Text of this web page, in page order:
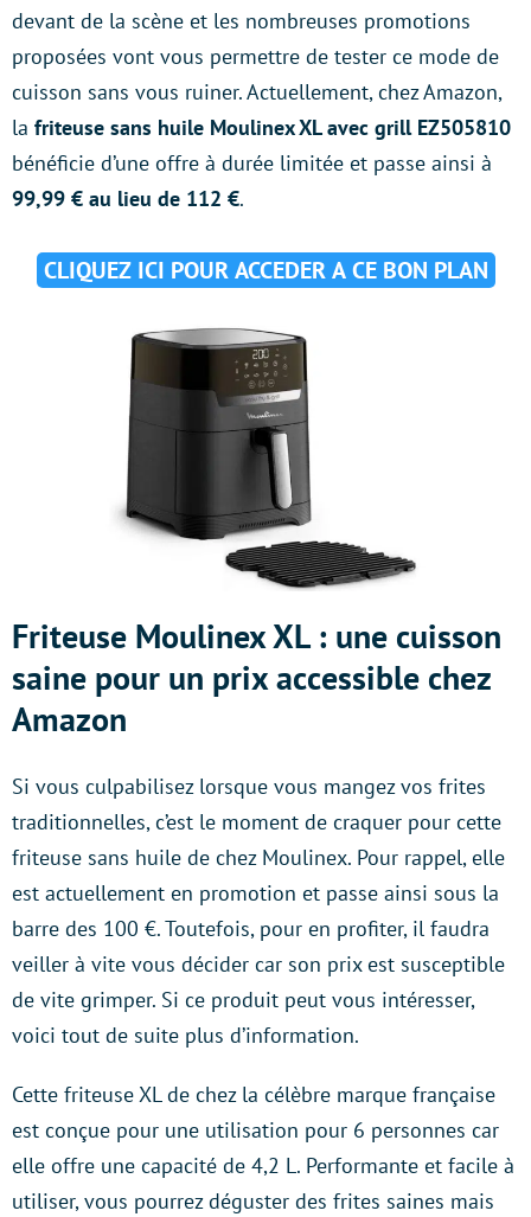
devant de la scène et les nombreuses promotions
proposées vont vous permettre de tester ce mode de
cuisson sans vous ruiner. Actuellement, chez Amazon,
la friteuse sans huile Moulinex XL avec grill EZ505810
bénéficie d’une offre à durée limitée et passe ainsi à
99,99 € au lieu de 112 €.
CLIQUEZ ICI POUR ACCEDER A CE BON PLAN
Friteuse Moulinex XL : une cuisson
saine pour un prix accessible chez
Amazon
Si vous culpabilisez lorsque vous mangez vos frites
traditionnelles, c’est le moment de craquer pour cette
friteuse sans huile de chez Moulinex. Pour rappel, elle
est actuellement en promotion et passe ainsi sous la
barre des 100 €. Toutefois, pour en profiter, il faudra
veiller à vite vous décider car son prix est susceptible
de vite grimper. Si ce produit peut vous intéresser,
voici tout de suite plus d’information.
Cette friteuse XL de chez la célèbre marque française
est conçue pour une utilisation pour 6 personnes car
elle offre une capacité de 4,2 L. Performante et facile à
utiliser, vous pourrez déguster des frites saines mais